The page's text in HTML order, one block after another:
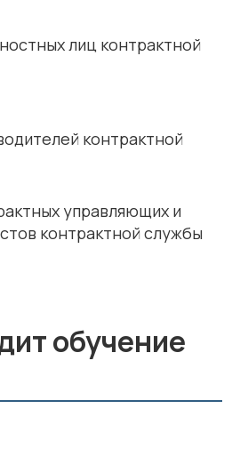
лиц контрактной
контрактной
управляющих и
контрактной службы
обучение